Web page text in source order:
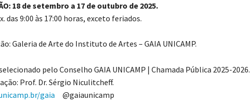
18 de setembro a 17 de outubro de 2025.
das 9:00 às 17:00 horas, exceto feriados.
Galeria de Arte do Instituto de Artes – GAIA UNICAMP.
pelo Conselho GAIA UNICAMP | Chamada Pública 2025-2026.
Prof. Dr. Sérgio Niculitcheff.
gaia @gaiaunicamp